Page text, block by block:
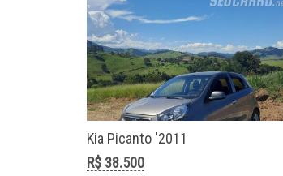
Kia Picanto '2011
R$ 38.500